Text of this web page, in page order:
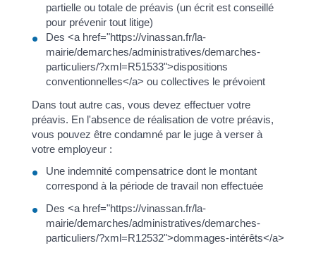
partielle ou totale de préavis (un écrit est conseillé
pour prévenir tout litige)
Des <a href="https://vinassan.fr/la-
mairie/demarches/administratives/demarches-
particuliers/?xml=R51533">dispositions
conventionnelles</a> ou collectives le prévoient
Dans tout autre cas, vous devez effectuer votre
préavis. En l'absence de réalisation de votre préavis,
vous pouvez être condamné par le juge à verser à
votre employeur :
Une indemnité compensatrice dont le montant
correspond à la période de travail non effectuée
Des <a href="https://vinassan.fr/la-
mairie/demarches/administratives/demarches-
particuliers/?xml=R12532">dommages-intérêts</a>